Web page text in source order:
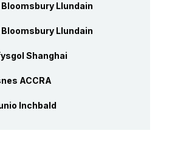
Llundain
Llundain
Shanghai
ACCRA
Inchbald